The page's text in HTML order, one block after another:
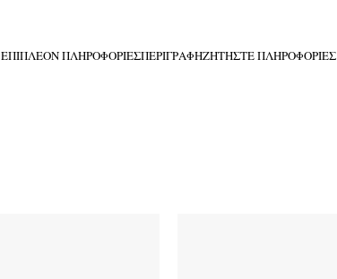
ΕΠΙΠΛΈΟΝ ΠΛΗΡΟΦΟΡΊΕΣΠΕΡΙΓΡΑΦΉΖΗΤΉΣΤΕ ΠΛΗΡΟΦΟΡΊΕΣ